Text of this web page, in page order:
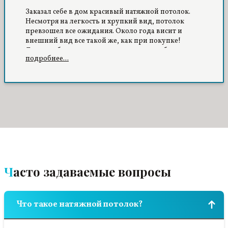
Заказал себе в дом красивый натяжной потолок.
Несмотря на легкость и хрупкий вид, потолок
превзошел все ожидания. Около года висит и
внешний вид все такой же, как при покупке!
Думаю, обычная штукатурка уже давно бы
пятнами покрылась…
подробнее...
Часто задаваемые вопросы
Что такое натяжной потолок?